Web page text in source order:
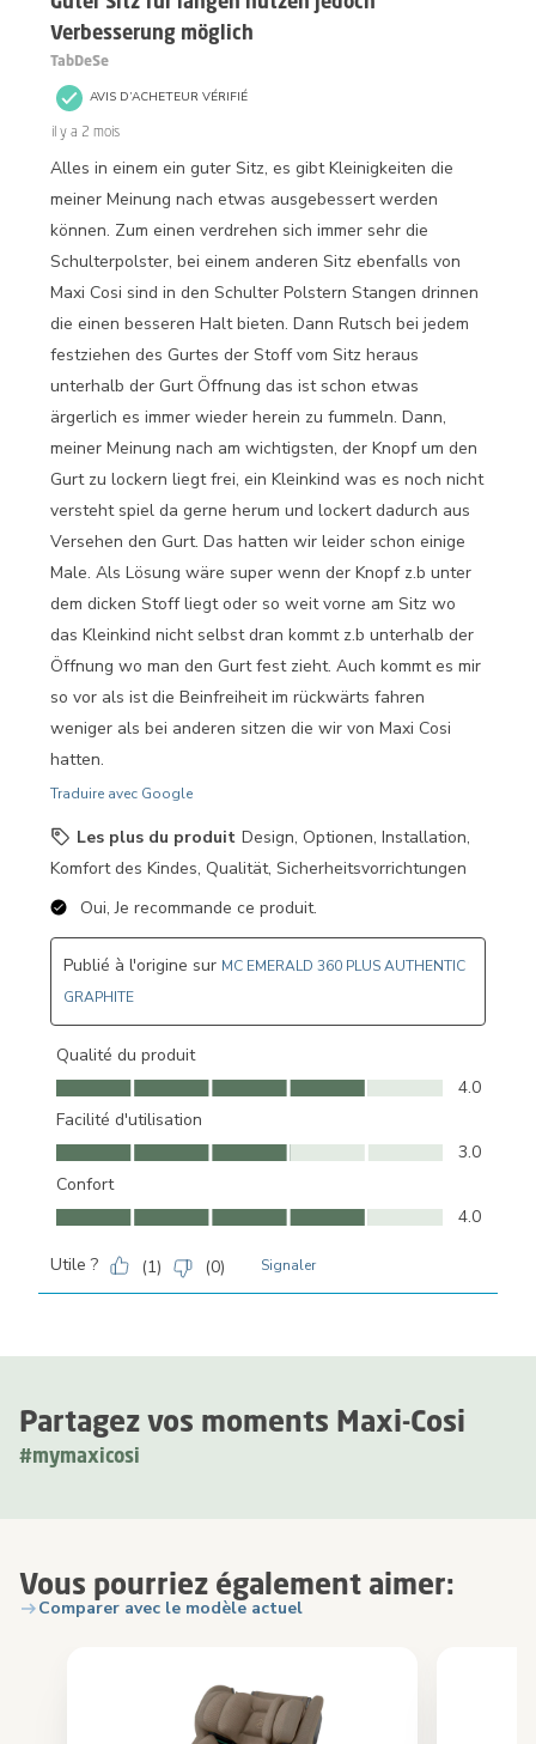
Partagez vos moments Maxi-Cosi
#mymaxicosi
Vous pourriez également aimer:
Comparer avec le modèle actuel
Verbesserung möglich
TabDeSe
AVIS D’ACHETEUR VÉRIFIÉ
il y a 2 mois
Alles in einem ein guter Sitz, es gibt Kleinigkeiten die
meiner Meinung nach etwas ausgebessert werden
können. Zum einen verdrehen sich immer sehr die
Schulterpolster, bei einem anderen Sitz ebenfalls von
Maxi Cosi sind in den Schulter Polstern Stangen drinnen
die einen besseren Halt bieten. Dann Rutsch bei jedem
festziehen des Gurtes der Stoff vom Sitz heraus
unterhalb der Gurt Öffnung das ist schon etwas
ärgerlich es immer wieder herein zu fummeln. Dann,
meiner Meinung nach am wichtigsten, der Knopf um den
Gurt zu lockern liegt frei, ein Kleinkind was es noch nicht
versteht spiel da gerne herum und lockert dadurch aus
Versehen den Gurt. Das hatten wir leider schon einige
Male. Als Lösung wäre super wenn der Knopf z.b unter
dem dicken Stoff liegt oder so weit vorne am Sitz wo
das Kleinkind nicht selbst dran kommt z.b unterhalb der
Öffnung wo man den Gurt fest zieht. Auch kommt es mir
so vor als ist die Beinfreiheit im rückwärts fahren
weniger als bei anderen sitzen die wir von Maxi Cosi
hatten.
Traduire avec Google
Les plus du produit Design, Optionen, Installation,
Komfort des Kindes, Qualität, Sicherheitsvorrichtungen
Oui, Je recommande ce produit.
Publié à l'origine sur MC EMERALD 360 PLUS AUTHENTIC
GRAPHITE
Qualité du produit
Qualité du produit, 4.0 sur 5
4.0
Facilité d'utilisation
Facilité d'utilisation, 3.0 sur 5
3.0
Confort
Confort, 4.0 sur 5
4.0
Utile ? (1) (0) Signaler